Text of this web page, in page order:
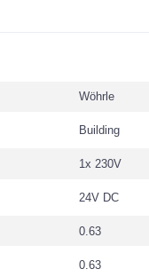
Wöhrle
Building
1x 230V
24V DC
0.63
0.63